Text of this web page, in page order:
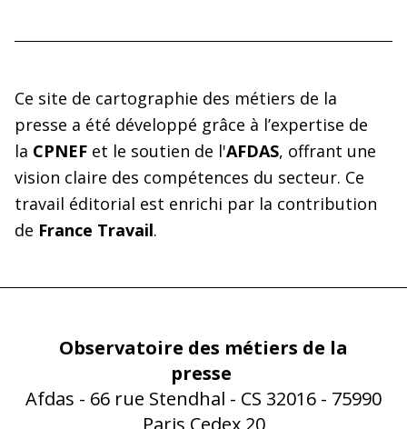
Ce site de cartographie des métiers de la
presse a été développé grâce à l’expertise de
la CPNEF et le soutien de l'AFDAS, offrant une
vision claire des compétences du secteur. Ce
travail éditorial est enrichi par la contribution
de France Travail.
Observatoire des métiers de la
presse
Afdas - 66 rue Stendhal - CS 32016 - 75990
Paris Cedex 20